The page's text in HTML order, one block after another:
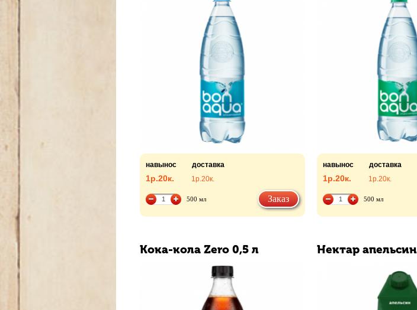
навынос доставка
1р.20к. 1р.20к.
500 мл Заказ
навынос доставка
1р.20к. 1р.20к.
500 мл
Кока-кола Zero 0,5 л Нектар